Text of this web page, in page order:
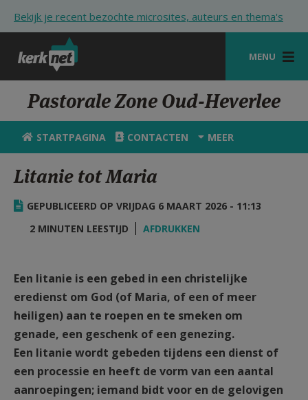
Bekijk je recent bezochte microsites, auteurs en thema's
MENU
STARTPAGINA
KERK
VIERINGEN
SHOP
ZOEKEN
MIJN PAROCHIE
AANMELDEN OF REGISTREREN
Pastorale Zone Oud-Heverlee
STARTPAGINA CONTACTEN MEER
Litanie tot Maria
GEPUBLICEERD OP VRIJDAG 6 MAART 2026 - 11:13
2 MINUTEN LEESTIJD
AFDRUKKEN
Een litanie is een gebed in een christelijke
eredienst om God (of Maria, of een of meer
heiligen) aan te roepen en te smeken om
genade, een geschenk of een genezing.
Een litanie wordt gebeden tijdens een dienst of
een processie en heeft de vorm van een aantal
aanroepingen; iemand bidt voor en de gelovigen